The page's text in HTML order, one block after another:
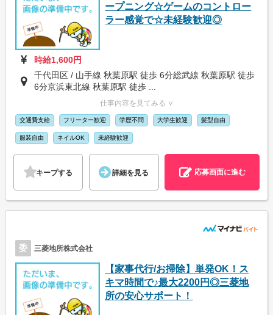
ープニング☆ゲームのコントロー
ラー感覚で☆未経験歓迎◎
時給1,600円
千代田区 / 山手線 秋葉原駅 徒歩 6分総武線 秋葉原駅 徒歩
6分京浜東北線 秋葉原駅 徒歩 ...
仕事内容を見てみる ∨
交通費支給 フリーター歓迎 学歴不問 大学生歓迎 髪型自由
服装自由 ネイルOK 未経験歓迎
キープする 詳細を見る 応募画面に進む
委 三菱地所株式会社
【家事代行/お掃除】単発OK！ス
キマ時間で♪最大2200円◎三菱地
所の安心サポート！